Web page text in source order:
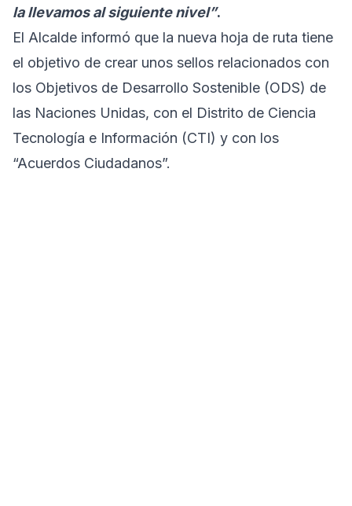
la llevamos al siguiente nivel”.
El Alcalde informó que la nueva hoja de ruta tiene
el objetivo de crear unos sellos relacionados con
los Objetivos de Desarrollo Sostenible (ODS) de
las Naciones Unidas, con el Distrito de Ciencia
Tecnología e Información (CTI) y con los
“Acuerdos Ciudadanos”.